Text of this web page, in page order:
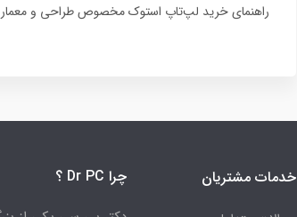
راهنمای خرید لپ‌تاپ استوک مخصوص طراحی و
خدمات مشتریان چرا Dr PC ؟